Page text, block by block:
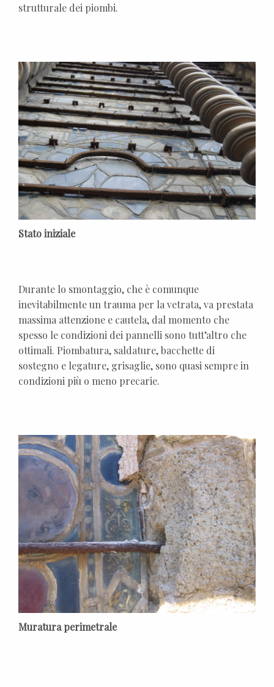
strutturale dei piombi.
Stato iniziale
Muratura perimetrale
Durante lo smontaggio, che è comunque
inevitabilmente un trauma per la vetrata, va prestata
massima attenzione e cautela, dal momento che
spesso le condizioni dei pannelli sono tutt’altro che
ottimali. Piombatura, saldature, bacchette di
sostegno e legature, grisaglie, sono quasi sempre in
condizioni più o meno precarie.